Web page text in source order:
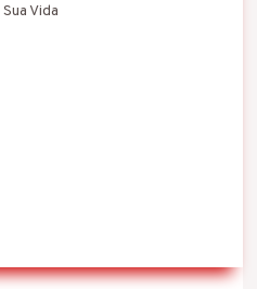
Sua Vida